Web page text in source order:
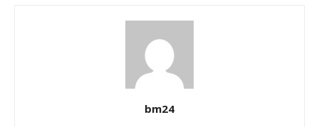
bm24